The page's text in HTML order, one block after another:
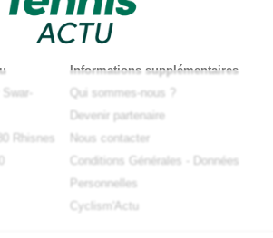
Rhisnes
Informations supplémentaires
Qui sommes-nous ?
Devenir partenaire
Nous contacter
Conditions Générales
Données
Personnelles
Cyclism'Actu